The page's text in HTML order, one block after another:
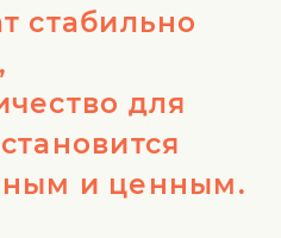
стабильно
для
и ценным.